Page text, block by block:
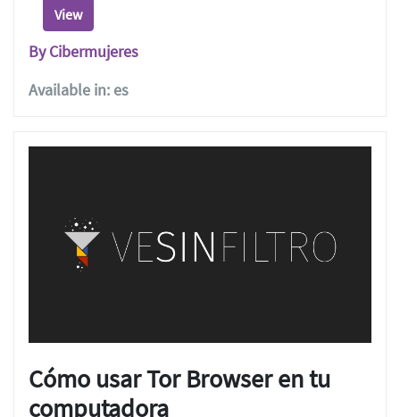
View
By Cibermujeres
Available in: es
Cómo usar Tor Browser en tu
computadora